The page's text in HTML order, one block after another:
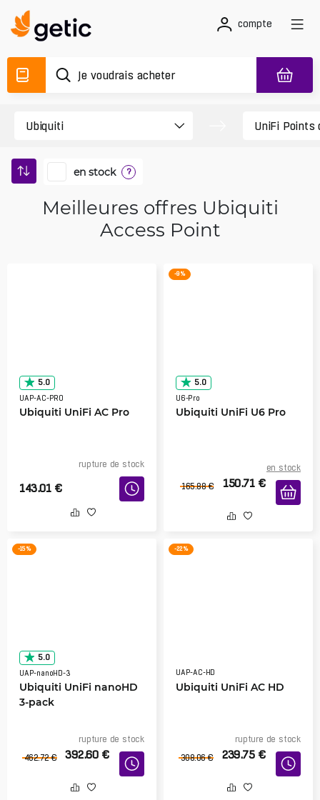
compte
en stock ?
Meilleures offres Ubiquiti
Access Point
5.0
UAP-AC-PRO
Ubiquiti UniFi AC Pro
rupture de stock
143.01 €
-9 %
5.0
U6-Pro
Ubiquiti UniFi U6 Pro
en stock
165.88 € 150.71 €
-15 %
5.0
UAP-nanoHD-3
Ubiquiti UniFi nanoHD
3-pack
rupture de stock
462.72 € 392.60 €
-22 %
UAP-AC-HD
Ubiquiti UniFi AC HD
rupture de stock
308.06 € 239.75 €